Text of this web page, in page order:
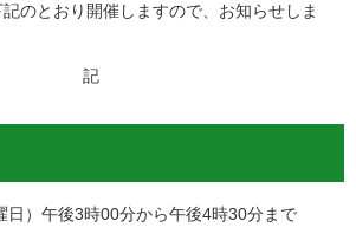
のとおり開催しますので、お知らせしま
記
日）午後3時00分から午後4時30分まで